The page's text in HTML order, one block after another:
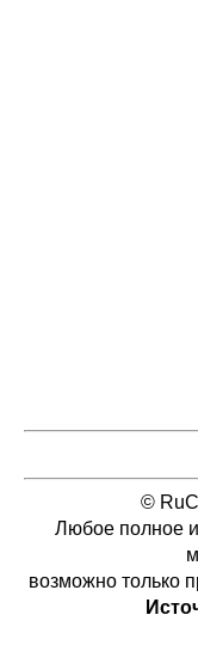
©
Любое полное
возможно только